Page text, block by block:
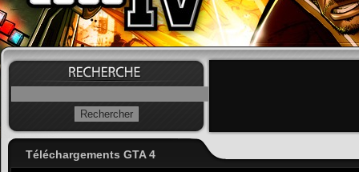
Téléchargements GTA 4